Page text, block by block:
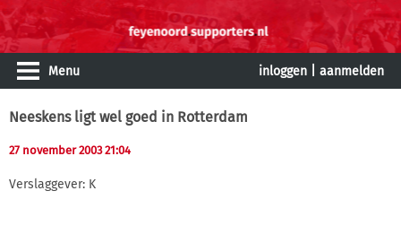
Menu inloggen aanmelden
Neeskens ligt wel goed in Rotterdam
27 november 2003 21:04
Verslaggever: K